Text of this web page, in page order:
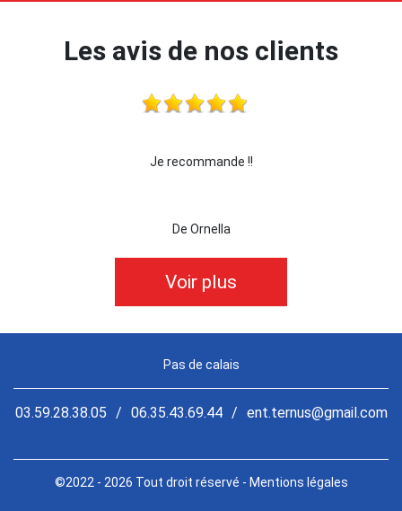
Les avis de nos clients
Je recommande !!
De Ornella
Voir plus
Pas de calais
03.59.28.38.05 / 06.35.43.69.44 / ent.ternus@gmail.com
©2022 - 2026 Tout droit réservé - Mentions légales